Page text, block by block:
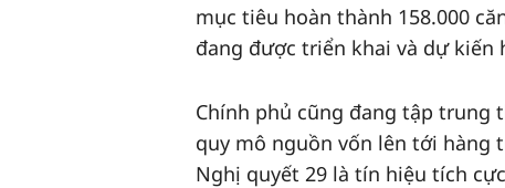
mục tiêu hoàn thành 158.000
đang được triển khai và dự kiến
Chính phủ cũng đang tập trung
quy mô nguồn vốn lên tới hàng
Nghị quyết 29 là tín hiệu tích